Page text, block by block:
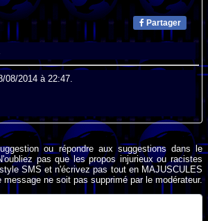
Partager
08/2014 à 22:47.
ou répondre aux suggestions dans le
pas que les propos injurieux ou racistes
SMS et n'écrivez pas tout en MAJUSCULES
ne soit pas supprimé par le modérateur.